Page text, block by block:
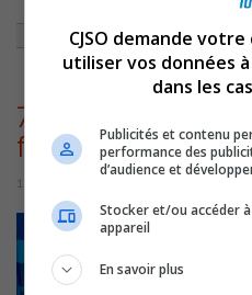
77e7c9b0-37f3-
f604f72183d0
18 mai 2026 | Par Myriam Arpin
CJSO demande
utiliser vos données
dans les
Publicités et contenu
performance des
d’audience et
Stocker et/ou accéder
appareil
En savoir plus